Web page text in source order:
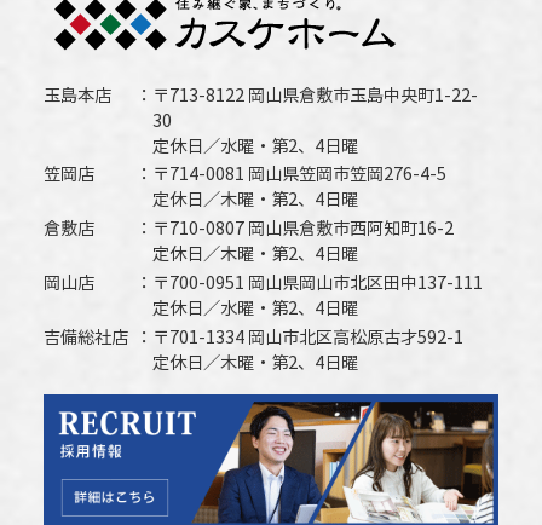
玉島本店
〒713-8122 岡山県倉敷市玉島中央町1-22-
30
定休日／水曜・第2、4日曜
笠岡店
〒714-0081 岡山県笠岡市笠岡276-4-5
定休日／木曜・第2、4日曜
倉敷店
〒710-0807 岡山県倉敷市西阿知町16-2
定休日／木曜・第2、4日曜
岡山店
〒700-0951 岡山県岡山市北区田中137-111
定休日／水曜・第2、4日曜
吉備総社店
〒701-1334 岡山市北区高松原古才592-1
定休日／木曜・第2、4日曜